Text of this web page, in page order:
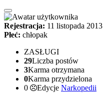
Rejestracja: 11 listopada 2013
Płeć: chłopak
ZASŁUGI
29Liczba postów
3Karma otrzymana
0Karma przydzielona
0
Edycje Narkopedii